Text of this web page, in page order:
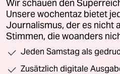
Wir schauen den
Unsere wochentaz bietet
Journalismus, der es nicht
Stimmen, die woanders
Jeden Samstag als
Zusätzlich digitale